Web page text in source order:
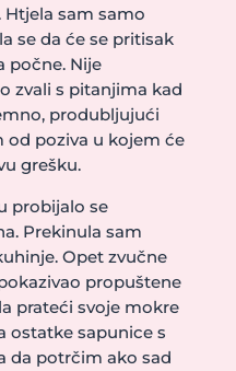
sam samo
se da će se pritisak
počne. Nije
zvali s pitanjima kad
produbljujući
od poziva u kojem će
grešku.
probijalo se
Prekinula sam
Opet zvučne
propuštene
prateći svoje mokre
ostatke sapunice s
da potrčim ako sad